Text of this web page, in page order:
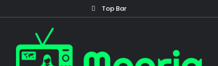
to
Top Bar